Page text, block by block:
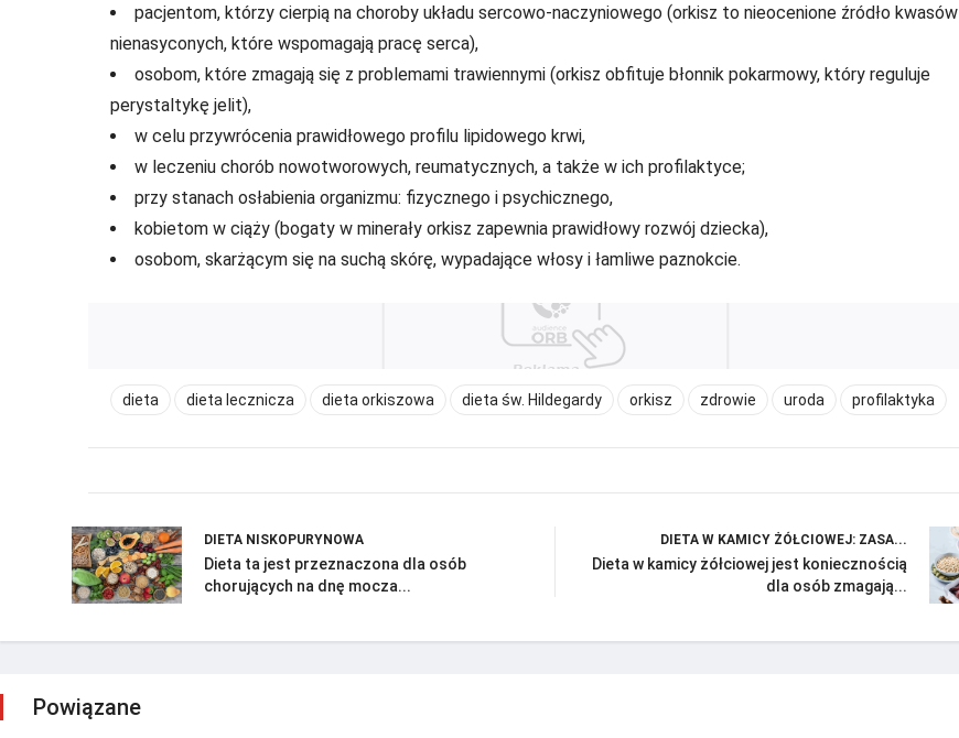
pacjentom, którzy cierpią na choroby układu sercowo-naczyniowego (orkisz to nieocenione źródło kwasów
nienasyconych, które wspomagają pracę serca),
osobom, które zmagają się z problemami trawiennymi (orkisz obfituje błonnik pokarmowy, który reguluje
perystaltykę jelit),
w celu przywrócenia prawidłowego profilu lipidowego krwi,
w leczeniu chorób nowotworowych, reumatycznych, a także w ich profilaktyce;
przy stanach osłabienia organizmu: fizycznego i psychicznego,
kobietom w ciąży (bogaty w minerały orkisz zapewnia prawidłowy rozwój dziecka),
osobom, skarżącym się na suchą skórę, wypadające włosy i łamliwe paznokcie.
dieta dieta lecznicza dieta orkiszowa dieta św. Hildegardy orkisz zdrowie uroda profilaktyka
DIETA NISKOPURYNOWA
Dieta ta jest przeznaczona dla osób
chorujących na dnę mocza...
DIETA W KAMICY ŻÓŁCIOWEJ: ZASA...
Dieta w kamicy żółciowej jest koniecznością
dla osób zmagają...
Powiązane